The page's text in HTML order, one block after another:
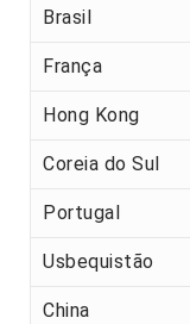
Brasil
França
Hong Kong
Coreia do Sul
Portugal
Usbequistão
China